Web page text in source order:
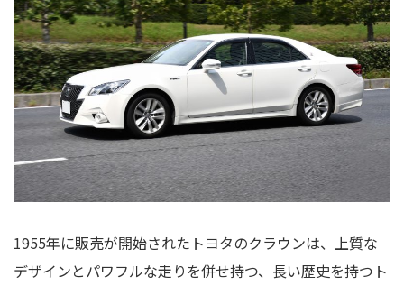
1955年に販売が開始されたトヨタのクラウンは、上質な
デザインとパワフルな走りを併せ持つ、長い歴史を持つト